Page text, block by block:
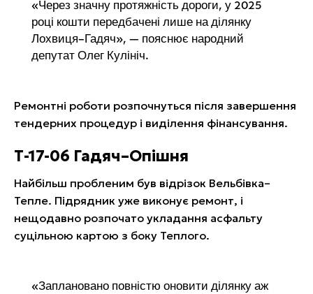
«Через значну протяжність дороги, у 2025
році кошти передбачені лише на ділянку
Лохвиця–Гадяч», — пояснює народний
депутат Олег Кулініч.
Ремонтні роботи розпочнуться після завершення
тендерних процедур і виділення фінансування.
Т-17-06 Гадяч–Опішня
Найбільш пробленим був відрізок Вельбівка–
Тепле. Підрядник уже виконує ремонт, і
нещодавно розпочато укладання асфальту
суцільною картою з боку Теплого.
«Заплановано повністю оновити ділянку аж